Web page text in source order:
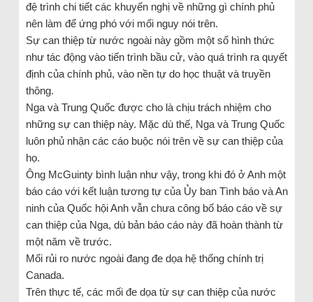
đệ trình chi tiết các khuyến nghị về những gì chính phủ
nên làm để ứng phó với mối nguy nói trên.
Sự can thiệp từ nước ngoài này gồm một số hình thức
như tác động vào tiến trình bầu cử, vào quá trình ra quyết
định của chính phủ, vào nền tự do học thuật và truyền
thông.
Nga và Trung Quốc được cho là chịu trách nhiệm cho
những sự can thiệp này. Mặc dù thế, Nga và Trung Quốc
luôn phủ nhận các cáo buộc nói trên về sự can thiệp của
họ.
Ông McGuinty bình luận như vậy, trong khi đó ở Anh một
báo cáo với kết luận tương tự của Ủy ban Tình báo và An
ninh của Quốc hội Anh vẫn chưa công bố báo cáo về sự
can thiệp của Nga, dù bản báo cáo này đã hoàn thành từ
một năm về trước.
Mối rủi ro nước ngoài đang đe dọa hệ thống chính trị
Canada.
Trên thực tế, các mối đe dọa từ sự can thiệp của nước